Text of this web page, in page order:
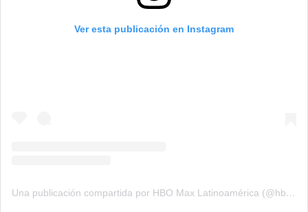
Ver esta publicación en Instagram
Una publicación compartida por HBO Max Latinoamérica (@hbomaxlat)